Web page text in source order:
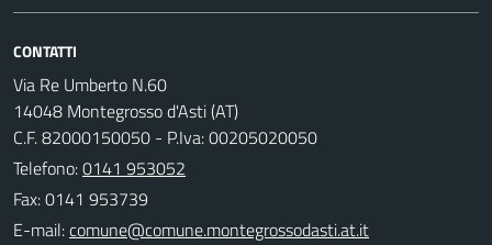
CONTATTI
Via Re Umberto N.60
14048 Montegrosso d'Asti (AT)
C.F. 82000150050 - P.Iva: 00205020050
Telefono:0141 953052
Fax: 0141 953739
E-mail: